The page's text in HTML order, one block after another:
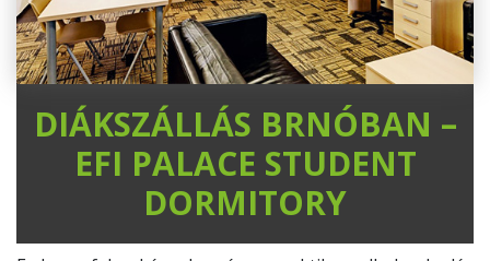
DIÁKSZÁLLÁS BRNÓBAN –
EFI PALACE STUDENT
DORMITORY